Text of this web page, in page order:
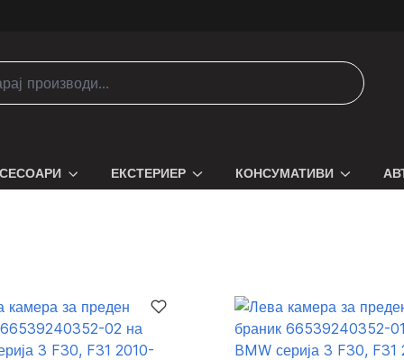
ЕКСТЕРИЕР КОНСУМАТИВИ